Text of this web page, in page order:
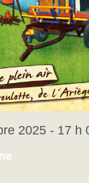
2025 - 17 h